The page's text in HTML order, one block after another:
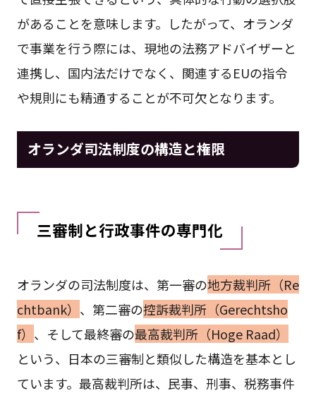
があることを意味します。したがって、オランダ
で事業を行う際には、現地の法務アドバイザーと
連携し、国内法だけでなく、関連するEUの指令
や規則にも精通することが不可欠となります。
オランダ司法制度の構造と権限
三審制と行政事件の専門化
オランダの司法制度は、第一審の地方裁判所（Re
chtbank） 、第二審の控訴裁判所（Gerechtsho
f） 、そして最終審の最高裁判所（Hoge Raad）
という、日本の三審制と類似した構造を基本とし
ています。最高裁判所は、民事、刑事、税務事件